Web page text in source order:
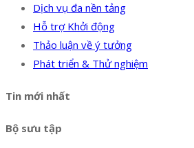
Dịch vụ đa nền tảng
Hỗ trợ Khởi động
Thảo luận về ý tưởng
Phát triển & Thử nghiệm
Tin mới nhất
Bộ sưu tập